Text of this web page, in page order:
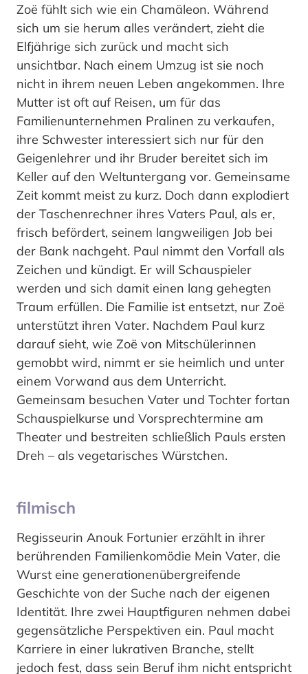
Zoë fühlt sich wie ein Chamäleon. Während
sich um sie herum alles verändert, zieht die
Elfjährige sich zurück und macht sich
unsichtbar. Nach einem Umzug ist sie noch
nicht in ihrem neuen Leben angekommen. Ihre
Mutter ist oft auf Reisen, um für das
Familienunternehmen Pralinen zu verkaufen,
ihre Schwester interessiert sich nur für den
Geigenlehrer und ihr Bruder bereitet sich im
Keller auf den Weltuntergang vor. Gemeinsame
Zeit kommt meist zu kurz. Doch dann explodiert
der Taschenrechner ihres Vaters Paul, als er,
frisch befördert, seinem langweiligen Job bei
der Bank nachgeht. Paul nimmt den Vorfall als
Zeichen und kündigt. Er will Schauspieler
werden und sich damit einen lang gehegten
Traum erfüllen. Die Familie ist entsetzt, nur Zoë
unterstützt ihren Vater. Nachdem Paul kurz
darauf sieht, wie Zoë von Mitschülerinnen
gemobbt wird, nimmt er sie heimlich und unter
einem Vorwand aus dem Unterricht.
Gemeinsam besuchen Vater und Tochter fortan
Schauspielkurse und Vorsprechtermine am
Theater und bestreiten schließlich Pauls ersten
Dreh – als vegetarisches Würstchen.
filmisch
Regisseurin Anouk Fortunier erzählt in ihrer
berührenden Familienkomödie Mein Vater, die
Wurst eine generationenübergreifende
Geschichte von der Suche nach der eigenen
Identität. Ihre zwei Hauptfiguren nehmen dabei
gegensätzliche Perspektiven ein. Paul macht
Karriere in einer lukrativen Branche, stellt
jedoch fest, dass sein Beruf ihm nicht entspricht